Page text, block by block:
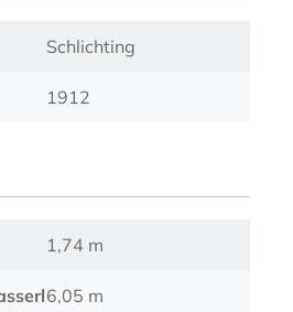
Schlichting
1912
1,74 m
6,05 m